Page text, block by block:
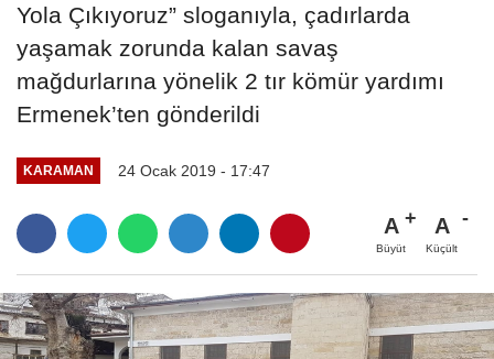
Yola Çıkıyoruz” sloganıyla, çadırlarda
yaşamak zorunda kalan savaş
mağdurlarına yönelik 2 tır kömür yardımı
Ermenek’ten gönderildi
KARAMAN 24 Ocak 2019 - 17:47
A
Büyüt
A
Küçült